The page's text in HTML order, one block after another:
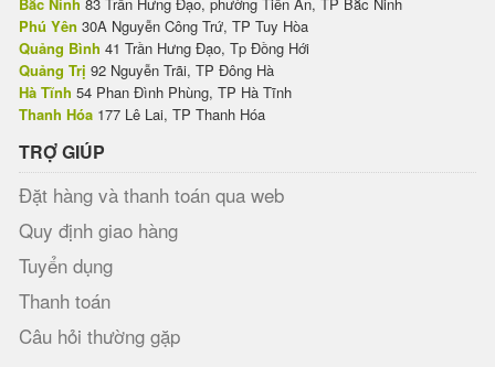
Bắc Ninh 83 Trần Hưng Đạo, phường Tiền An, TP Bắc Ninh
Phú Yên 30A Nguyễn Công Trứ, TP Tuy Hòa
Quảng Bình 41 Trần Hưng Đạo, Tp Đồng Hới
Quảng Trị 92 Nguyễn Trãi, TP Đông Hà
Hà Tĩnh 54 Phan Đình Phùng, TP Hà Tĩnh
Thanh Hóa 177 Lê Lai, TP Thanh Hóa
TRỢ GIÚP
Đặt hàng và thanh toán qua web
Quy định giao hàng
Tuyển dụng
Thanh toán
Câu hỏi thường gặp